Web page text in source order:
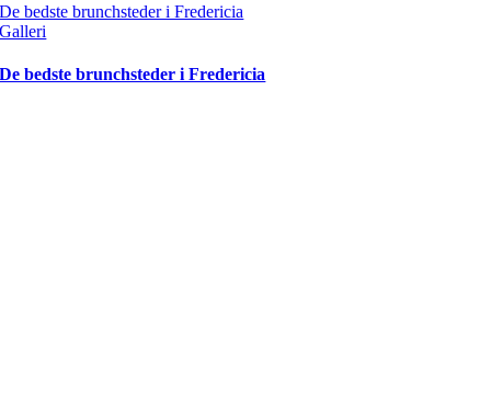
De bedste brunchsteder i Fredericia
Galleri
De bedste brunchsteder i Fredericia